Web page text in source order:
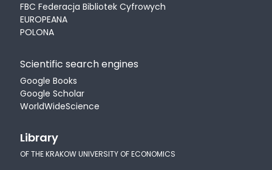
FBC Federacja Bibliotek Cyfrowych
EUROPEANA
POLONA
Scientific search engines
Google Books
Google Scholar
WorldWideScience
Library
OF THE KRAKOW UNIVERSITY OF ECONOMICS